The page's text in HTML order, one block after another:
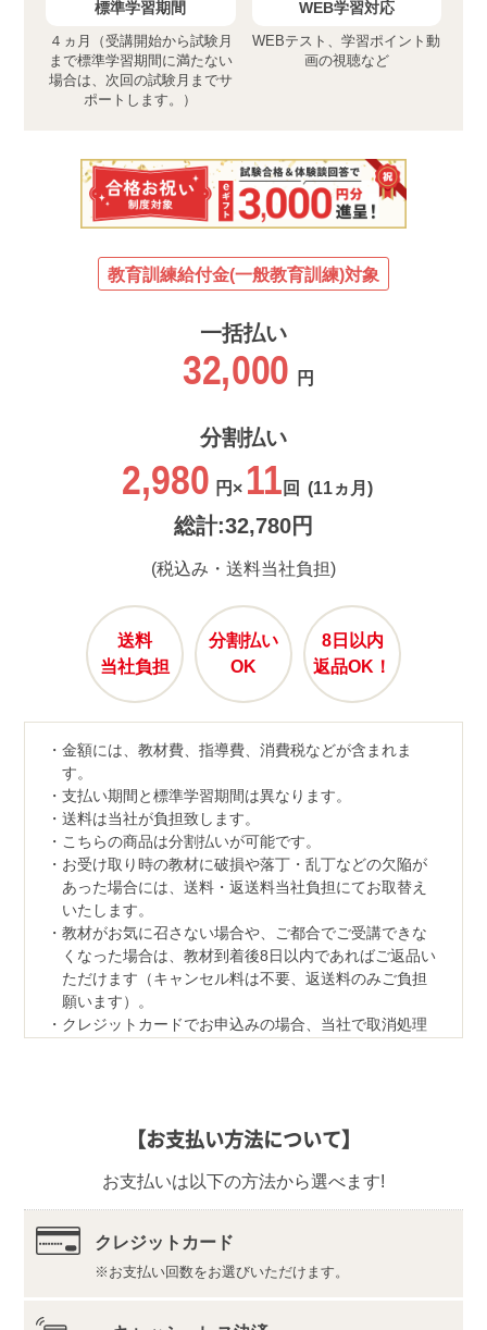
標準学習期間
４ヵ月（受講開始から試験月
まで標準学習期間に満たない
場合は、次回の試験月までサ
ポートします。）
WEB学習対応
WEBテスト、学習ポイント動
画の視聴など
教育訓練給付金(一般教育訓練)対象
一括払い
32,000 円
分割払い
2,980 円× 11 回 (11ヵ月)
総計:32,780円
(税込み・送料当社負担)
送料
当社負担
分割払い
OK
8日以内
返品OK！
金額には、教材費、指導費、消費税などが含まれま
す。
支払い期間と標準学習期間は異なります。
送料は当社が負担致します。
こちらの商品は分割払いが可能です。
お受け取り時の教材に破損や落丁・乱丁などの欠陥が
あった場合には、送料・返送料当社負担にてお取替え
いたします。
教材がお気に召さない場合や、ご都合でご受講できな
くなった場合は、教材到着後8日以内であればご返品い
ただけます（キャンセル料は不要、返送料のみご負担
願います）。
クレジットカードでお申込みの場合、当社で取消処理
〒350-1111
株式会社ユーキャンロジ
合格テキストと過去６回問題集は、ユーキャンの試験
対策の市販書籍を採用しています。
法改正や試験に関する情報の変更があった際には適宜
お知らせし、写真の教材と併せて学習していただく場
【お支払い方法について】
お支払いは以下の方法から選べます!
クレジットカード
お支払い回数をお選びいただけます。